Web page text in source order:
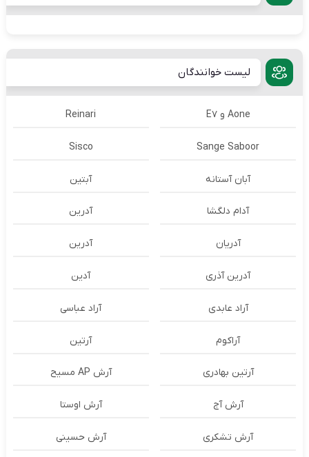
لیست خوانندگان
Aone و E7 Reinari
Sange Saboor
Sisco
آبان آستانه آبتین
آدام دلگشا آدرين
آدریان آدرین
آدرین آذری آدین
آراد عابدی آراد عباسی
آراکوم آرتین
آرتین بهادری آرش AP مسیح
آرش آج آرش اوستا
آرش تشکری آرش حسینی